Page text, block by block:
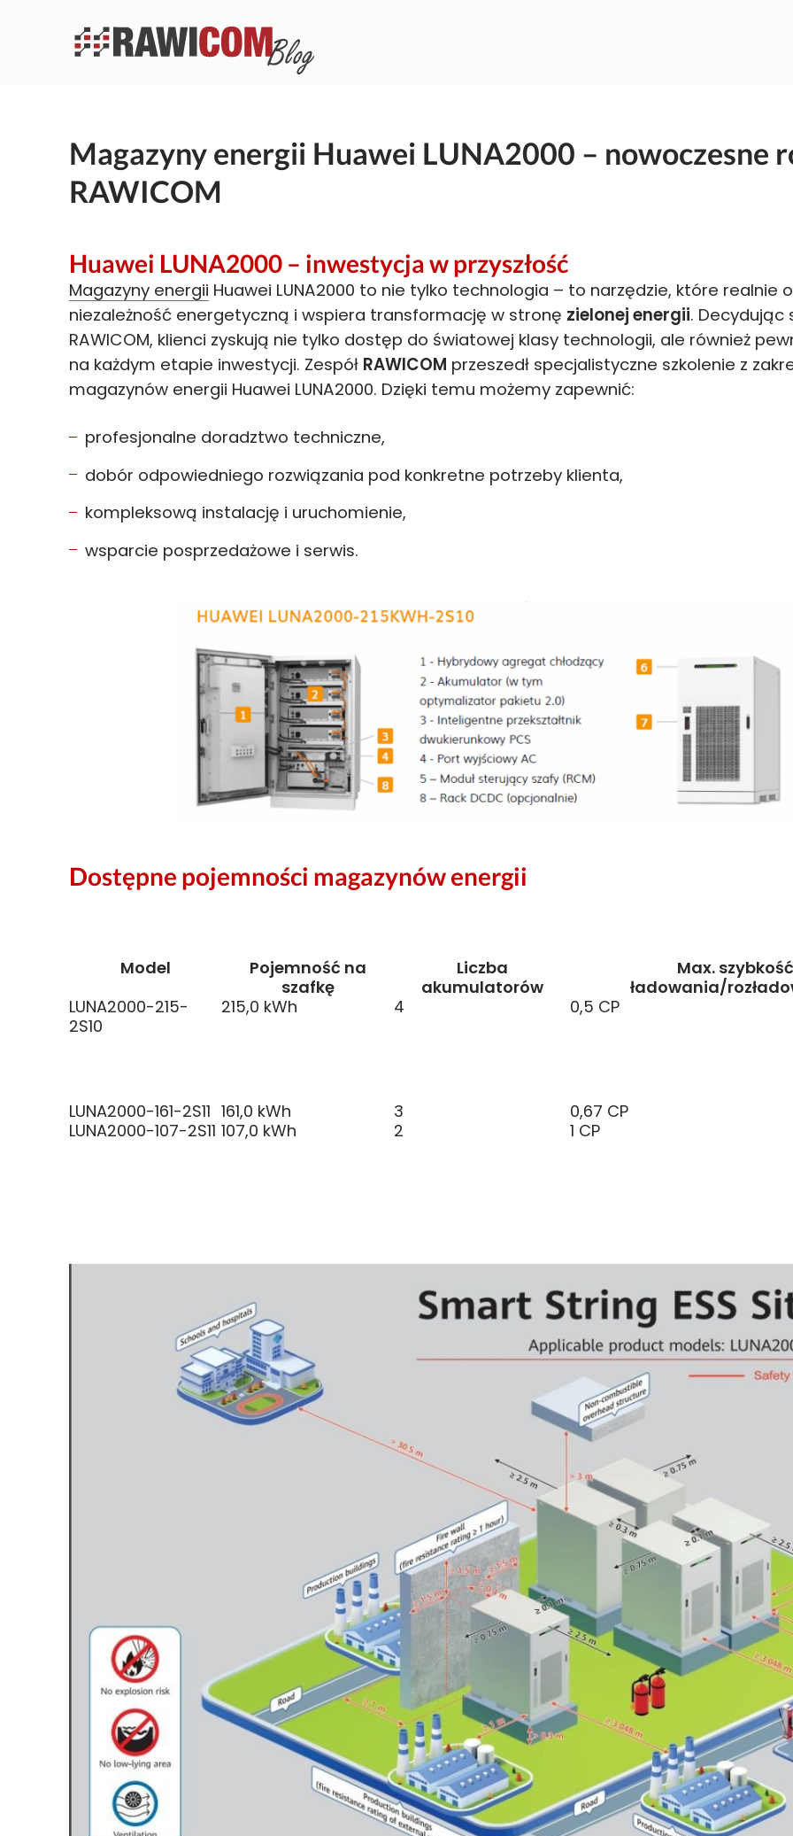
Magazyny energii Huawei LUNA2000 – nowoczesne
RAWICOM
Huawei LUNA2000 – inwestycja w przyszłość
Magazyny energii Huawei LUNA2000 to nie tylko technologia – to narzędzie, które realnie
niezależność energetyczną i wspiera transformację w stronę zielonej energii. Decydując
RAWICOM, klienci zyskują nie tylko dostęp do światowej klasy technologii, ale również
na każdym etapie inwestycji. Zespół RAWICOM przeszedł specjalistyczne szkolenie z
magazynów energii Huawei LUNA2000. Dzięki temu możemy zapewnić:
profesjonalne doradztwo techniczne,
dobór odpowiedniego rozwiązania pod konkretne potrzeby klienta,
kompleksową instalację i uruchomienie,
wsparcie posprzedażowe i serwis.
Dostępne pojemności magazynów energii
Model
Pojemność na
szafkę
Liczba
akumulatorów
Max. szybkość
ładowania/
LUNA2000-215-
2S10
215,0 kWh 4 0,5 CP
LUNA2000-161-2S11 161,0 kWh 3
0,67 CP
LUNA2000-107-2S11 107,0 kWh 2 1 CP